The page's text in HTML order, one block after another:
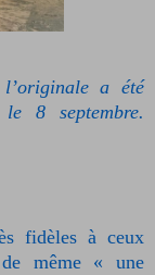
a été
8 septembre.
fidèles à ceux
même « une